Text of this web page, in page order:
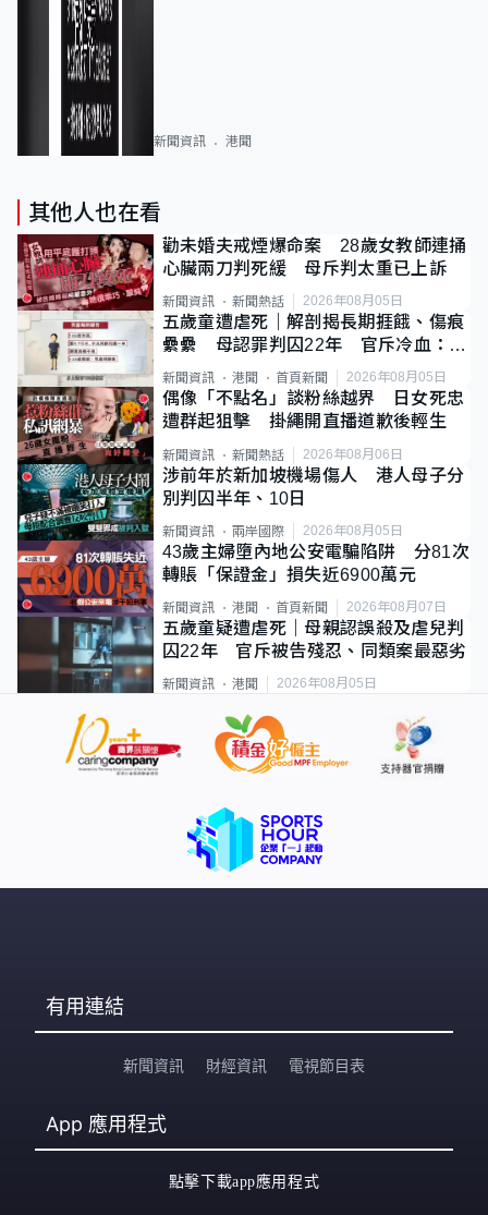
新聞資訊 港聞
其他人也在看
勸未婚夫戒煙爆命案 28歲女教師連捅
心臟兩刀判死緩 母斥判太重已上訴
新聞資訊 新聞熱話 2026年08月05日
五歲童遭虐死｜解剖揭長期捱餓、傷痕
纍纍 母認罪判囚22年 官斥冷血：同
類案最惡劣
新聞資訊 港聞 首頁新聞 2026年08月05日
偶像「不點名」談粉絲越界 日女死忠
遭群起狙擊 掛繩開直播道歉後輕生
新聞資訊 新聞熱話 2026年08月06日
涉前年於新加坡機場傷人 港人母子分
別判囚半年、10日
新聞資訊 兩岸國際 2026年08月05日
43歲主婦墮內地公安電騙陷阱 分81次
轉賬「保證金」損失近6900萬元
新聞資訊 港聞 首頁新聞 2026年08月07日
五歲童疑遭虐死｜母親認誤殺及虐兒判
囚22年 官斥被告殘忍、同類案最惡劣
新聞資訊 港聞 2026年08月05日
有用連結
新聞資訊 財經資訊 電視節目表
App 應用程式
點擊下載app應用程式